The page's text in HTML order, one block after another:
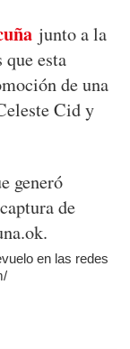
junto a la
esta
de una
Cid y
en las redes